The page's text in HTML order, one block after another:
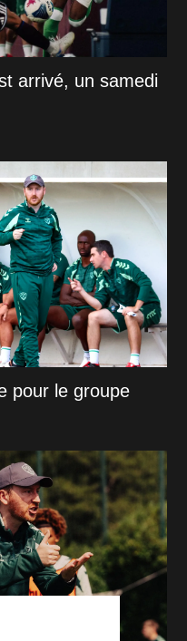
arrivé, un samedi
pour le groupe